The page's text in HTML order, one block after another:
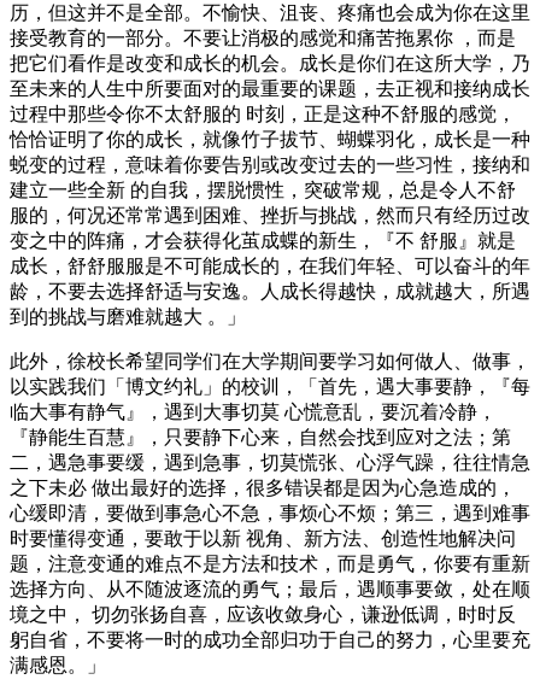
历，但这并不是全部。不愉快、沮丧、疼痛也会成为你在这里
接受教育的一部分。不要让消极的感觉和痛苦拖累你 ，而是
把它们看作是改变和成长的机会。成长是你们在这所大学，乃
至未来的人生中所要面对的最重要的课题，去正视和接纳成长
过程中那些令你不太舒服的 时刻，正是这种不舒服的感觉，
恰恰证明了你的成长，就像竹子拔节、蝴蝶羽化，成长是一种
蜕变的过程，意味着你要告别或改变过去的一些习性，接纳和
建立一些全新 的自我，摆脱惯性，突破常规，总是令人不舒
服的，何况还常常遇到困难、挫折与挑战，然而只有经历过改
变之中的阵痛，才会获得化茧成蝶的新生，『不 舒服』就是
成长，舒舒服服是不可能成长的，在我们年轻、可以奋斗的年
龄，不要去选择舒适与安逸。人成长得越快，成就越大，所遇
到的挑战与磨难就越大 。」
此外，徐校长希望同学们在大学期间要学习如何做人、做事，
以实践我们「博文约礼」的校训，「首先，遇大事要静，『每
临大事有静气』，遇到大事切莫 心慌意乱，要沉着冷静，
『静能生百慧』，只要静下心来，自然会找到应对之法；第
二，遇急事要缓，遇到急事，切莫慌张、心浮气躁，往往情急
之下未必 做出最好的选择，很多错误都是因为心急造成的，
心缓即清，要做到事急心不急，事烦心不烦；第三，遇到难事
时要懂得变通，要敢于以新 视角、新方法、创造性地解决问
题，注意变通的难点不是方法和技术，而是勇气，你要有重新
选择方向、从不随波逐流的勇气；最后，遇顺事要敛，处在顺
境之中， 切勿张扬自喜，应该收敛身心，谦逊低调，时时反
躬自省，不要将一时的成功全部归功于自己的努力，心里要充
满感恩。」